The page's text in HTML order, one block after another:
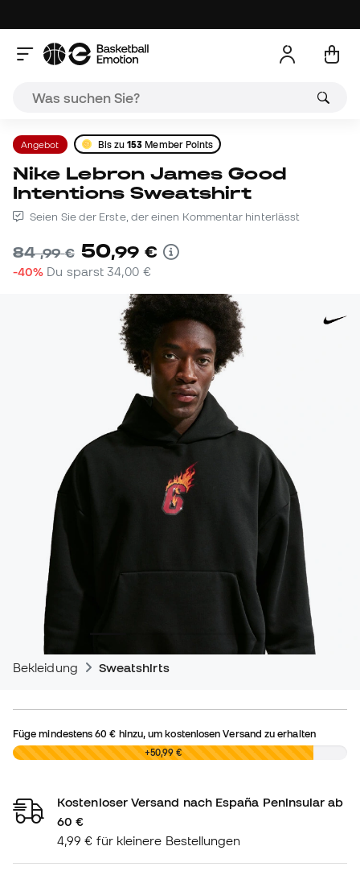
Angebot Bis zu153 Member Points
Nike Lebron James Good
Intentions Sweatshirt
Seien Sie der Erste, der einen Kommentar hinterlässt
84,99 € 50,99 €
-40% Du sparst34,00 €
Bekleidung Sweatshirts
Füge mindestens60 € hinzu, um kostenlosen Versand zu erhalten
0,00 € +50,99 €
Kostenloser Versand nach España Peninsular ab
60 €
4,99 € für kleinere Bestellungen